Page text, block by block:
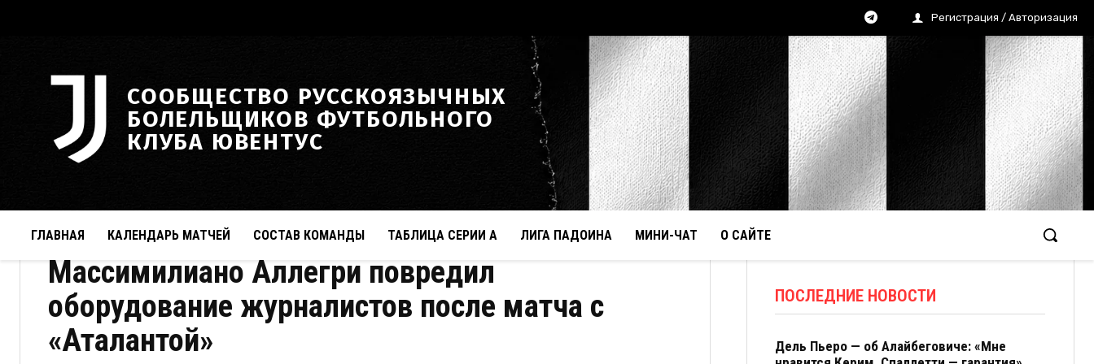
Регистрация / Авторизация
СООБЩЕСТВО РУССКОЯЗЫЧНЫХ
БОЛЕЛЬЩИКОВ ФУТБОЛЬНОГО
КЛУБА ЮВЕНТУС
ГЛАВНАЯ КАЛЕНДАРЬ МАТЧЕЙ СОСТАВ КОМАНДЫ ТАБЛИЦА СЕРИИ А ЛИГА ПАДОИНА МИНИ-ЧАТ О САЙТЕ
Массимилиано Аллегри повредил
оборудование журналистов после матча с
«Аталантой»
ПОСЛЕДНИЕ НОВОСТИ
Дель Пьеро — об Алайбеговиче: «Мне